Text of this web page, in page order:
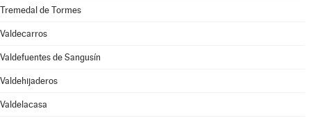
Tremedal de Tormes
Valdecarros
Valdefuentes de Sangusín
Valdehijaderos
Valdelacasa